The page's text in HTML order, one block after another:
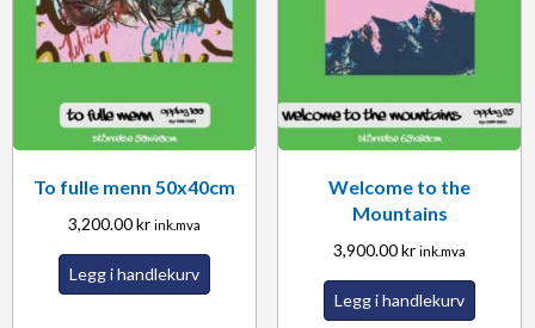
To fulle menn 50x40cm
3,200.00kr ink.mva
Legg i handlekurv
Welcome to the
Mountains
3,900.00kr ink.mva
Legg i handlekurv